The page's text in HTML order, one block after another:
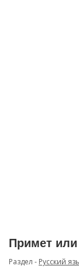
Примет
Раздел - Русский